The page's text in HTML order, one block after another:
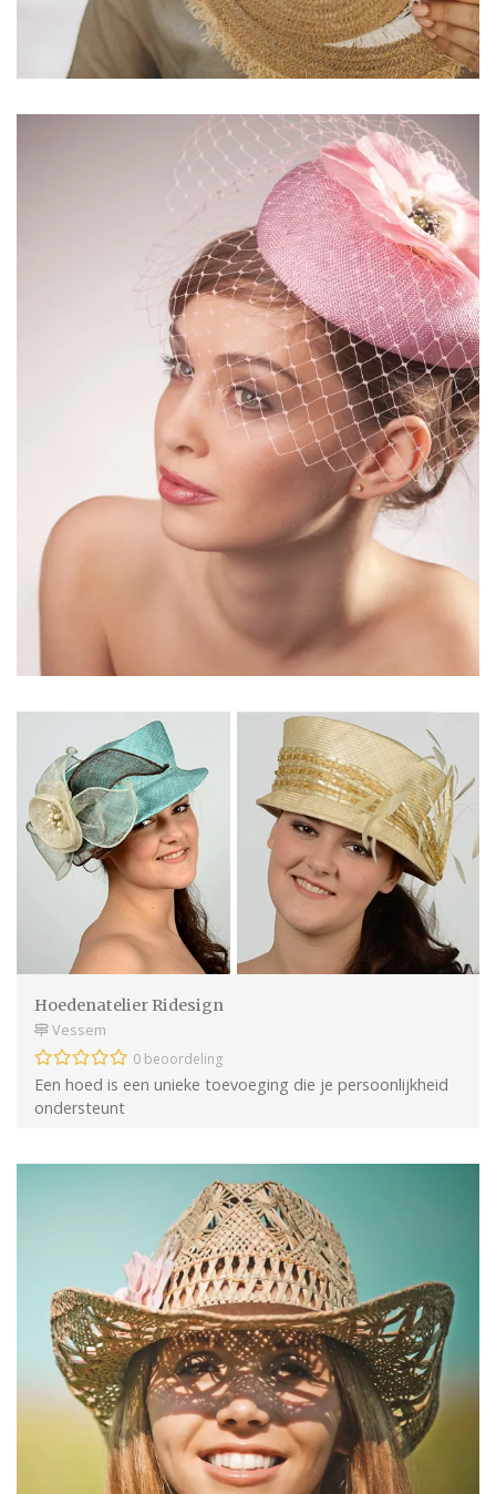
Hoedenatelier Ridesign
Vessem
0 beoordeling
Een hoed is een unieke toevoeging die je persoonlijkheid
ondersteunt